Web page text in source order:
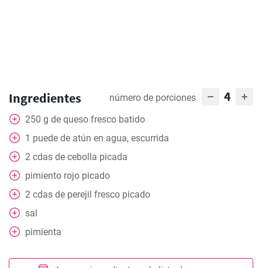
Ingredientes número de porciones 4
250 g de queso fresco batido
1 puede de atún en agua, escurrida
2 cdas de cebolla picada
pimiento rojo picado
2 cdas de perejil fresco picado
sal
pimienta